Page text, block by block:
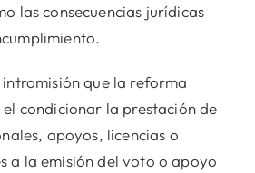
las consecuencias jurídicas
que la reforma
el condicionar la prestación de
apoyos, licencias o
a la emisión del voto o apoyo